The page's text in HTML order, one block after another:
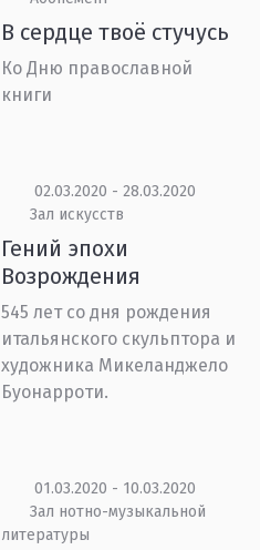
В сердце твоё стучусь
Ко Дню православной
книги
02.03.2020 - 28.03.2020
Зал искусств
Гений эпохи
Возрождения
545 лет со дня рождения
итальянского скульптора и
художника Микеланджело
Буонарроти.
01.03.2020 - 10.03.2020
Зал нотно-музыкальной
литературы